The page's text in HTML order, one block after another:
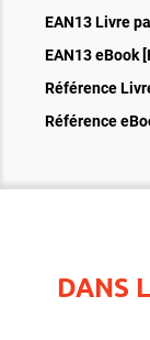
EAN13 Livre
EAN13 eBook
Référence
Référence
DANS